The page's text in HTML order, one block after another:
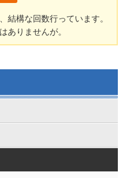
結構な回数行っています。
ありませんが。